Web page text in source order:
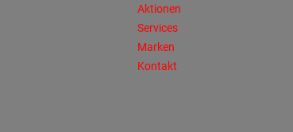
Aktionen
Services
Marken
Kontakt